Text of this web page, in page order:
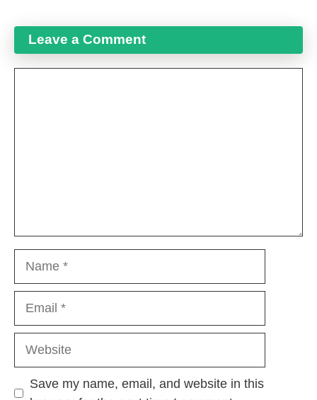
Leave a Comment
Save my name, email, and website in this